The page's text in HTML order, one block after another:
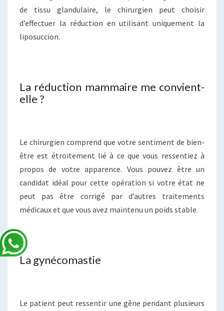
de tissu glandulaire, le chirurgien peut choisir
d’effectuer la réduction en utilisant uniquement la
liposuccion.
La réduction mammaire me convient-
elle ?
Le chirurgien comprend que votre sentiment de bien-
être est étroitement lié à ce que vous ressentiez à
propos de votre apparence. Vous pouvez être un
candidat idéal pour cette opération si votre état ne
peut pas être corrigé par d’autres traitements
médicaux et que vous avez maintenu un poids stable.
La gynécomastie
Le patient peut ressentir une gêne pendant plusieurs